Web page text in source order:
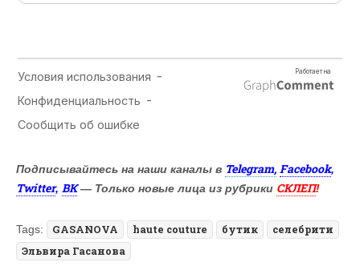
Подписывайтесь на наши каналы в Telegram, Facebook,
Twitter, ВК — Только новые лица из рубрики СКЛЕП!
Tags: GASANOVA haute couture бутик
селебрити
Эльвира Гасанова